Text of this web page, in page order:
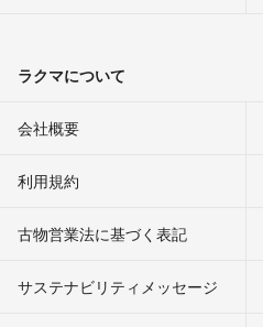
ラクマについて
会社概要
利用規約
古物営業法に基づく表記
サステナビリティメッセージ